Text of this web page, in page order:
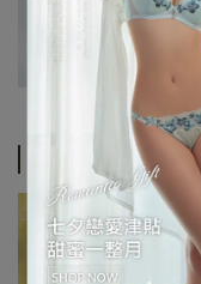
規格及洗滌說明